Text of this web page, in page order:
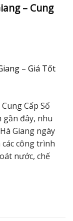
– Cung
Cấp Số
đây, nhu
Giang ngày
công trình
nước, chế